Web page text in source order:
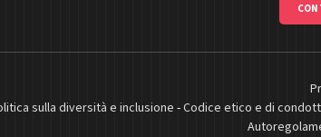
sulla diversità e inclusione -Codice etico e di